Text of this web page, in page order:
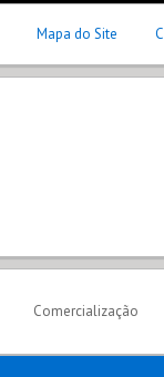
Mapa do Site
Comercialização